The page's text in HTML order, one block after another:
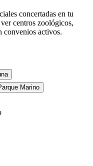
concertadas en tu
centros zoológicos,
convenios activos.
Marino